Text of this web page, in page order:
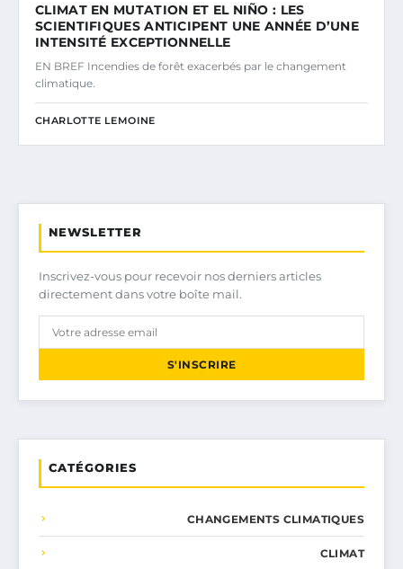
CLIMAT EN MUTATION ET EL NIÑO : LES
SCIENTIFIQUES ANTICIPENT UNE ANNÉE D’UNE
INTENSITÉ EXCEPTIONNELLE
EN BREF Incendies de forêt exacerbés par le changement
climatique.
CHARLOTTE LEMOINE
NEWSLETTER
Inscrivez-vous pour recevoir nos derniers articles
directement dans votre boîte mail.
S'INSCRIRE
CATÉGORIES
CHANGEMENTS CLIMATIQUES
CLIMAT